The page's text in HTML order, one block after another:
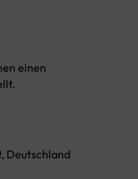
einen
Deutschland